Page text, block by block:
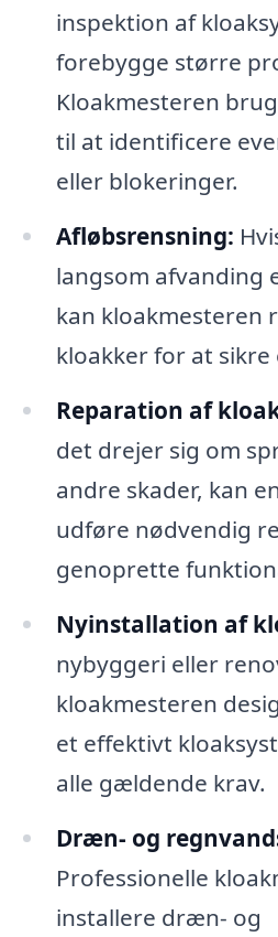
inspektion af
forebygge større
Kloakmesteren
til at identificere
eller blokeringer.
Afløbsrensning:
langsom afvanding
kan kloakmesteren
kloakker for at
Reparation af
det drejer sig om
andre skader, kan
udføre nødvendig
genoprette
Nyinstallation af
nybyggeri eller
kloakmesteren
et effektivt
alle gældende krav.
Dræn- og
Professionelle
installere dræn- og